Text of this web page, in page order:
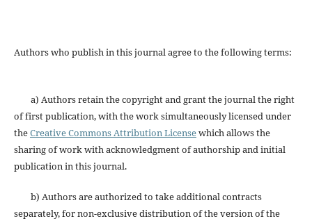
Authors who publish in this journal agree to the following terms:
a) Authors retain the copyright and grant the journal the right
of first publication, with the work simultaneously licensed under
theCreative Commons Attribution Licensewhich allows the
sharing of work with acknowledgment of authorship and initial
publication in this journal.
b) Authors are authorized to take additional contracts
separately, for non-exclusive distribution of the version of the